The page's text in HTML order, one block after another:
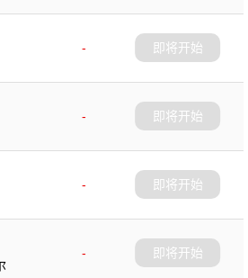
-
即将开始
-
即将开始
-
即将开始
-
即将开始